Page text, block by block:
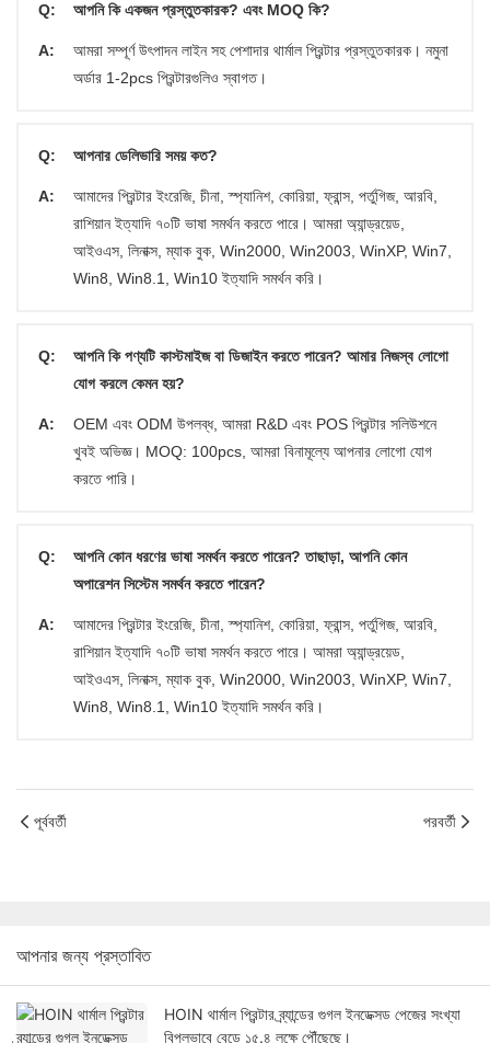
Q: আপনি কি একজন প্রস্তুতকারক? এবং MOQ কি?
A:
আমরা সম্পূর্ণ উৎপাদন লাইন সহ পেশাদার থার্মাল প্রিন্টার প্রস্তুতকারক। নমুনা
অর্ডার 1-2pcs প্রিন্টারগুলিও স্বাগত।
Q: আপনার ডেলিভারি সময় কত?
A:
আমাদের প্রিন্টার ইংরেজি, চীনা, স্প্যানিশ, কোরিয়া, ফ্রান্স, পর্তুগিজ, আরবি,
রাশিয়ান ইত্যাদি ৭০টি ভাষা সমর্থন করতে পারে। আমরা অ্যান্ড্রয়েড,
আইওএস, লিনাক্স, ম্যাক বুক, Win2000, Win2003, WinXP, Win7,
Win8, Win8.1, Win10 ইত্যাদি সমর্থন করি।
Q:
আপনি কি পণ্যটি কাস্টমাইজ বা ডিজাইন করতে পারেন? আমার নিজস্ব লোগো
যোগ করলে কেমন হয়?
A:
OEM এবং ODM উপলব্ধ, আমরা R&D এবং POS প্রিন্টার সলিউশনে
খুবই অভিজ্ঞ। MOQ: 100pcs, আমরা বিনামূল্যে আপনার লোগো যোগ
করতে পারি।
Q:
আপনি কোন ধরণের ভাষা সমর্থন করতে পারেন? তাছাড়া, আপনি কোন
অপারেশন সিস্টেম সমর্থন করতে পারেন?
A:
আমাদের প্রিন্টার ইংরেজি, চীনা, স্প্যানিশ, কোরিয়া, ফ্রান্স, পর্তুগিজ, আরবি,
রাশিয়ান ইত্যাদি ৭০টি ভাষা সমর্থন করতে পারে। আমরা অ্যান্ড্রয়েড,
আইওএস, লিনাক্স, ম্যাক বুক, Win2000, Win2003, WinXP, Win7,
Win8, Win8.1, Win10 ইত্যাদি সমর্থন করি।
পূর্ববর্তী পরবর্তী
আপনার জন্য প্রস্তাবিত
HOIN থার্মাল প্রিন্টার ব্র্যান্ডের গুগল ইনডেক্সড পেজের সংখ্যা
বিপুলভাবে বেড়ে ১৫.৪ লক্ষে পৌঁছেছে।